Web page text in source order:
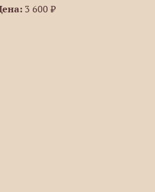
3 600 ₽